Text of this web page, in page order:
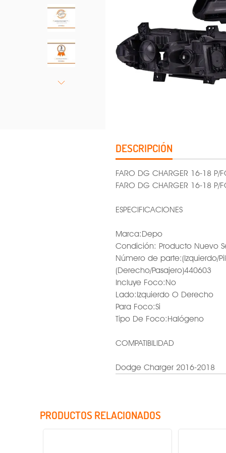
DESCRIPCIÓN
FARO DG CHARGER 16-18 P/
FARO DG CHARGER 16-18 P/
ESPECIFICACIONES
Marca:Depo
Condición: Producto Nuevo
Número de parte:(Izquierdo/
(Derecho/Pasajero)440603
Incluye Foco:No
Lado:Izquierdo O Derecho
Para Foco:Si
Tipo De Foco:Halógeno
COMPATIBILIDAD
Dodge Charger 2016-2018
PRODUCTOS RELACIONADOS